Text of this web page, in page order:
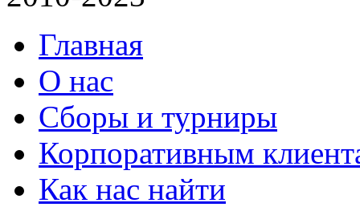
Главная
О нас
Сборы и турниры
Корпоративным
Как нас найти